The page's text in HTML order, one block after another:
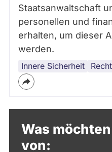
Staatsanwaltschaft
personellen und
erhalten, um dieser
werden.
Innere Sicherheit
Was
von: